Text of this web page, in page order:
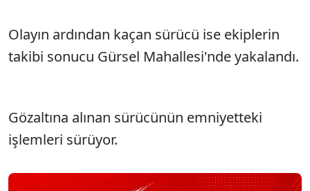
Olayın ardından kaçan sürücü ise ekiplerin
takibi sonucu Gürsel Mahallesi'nde yakalandı.
Gözaltına alınan sürücünün emniyetteki
işlemleri sürüyor.